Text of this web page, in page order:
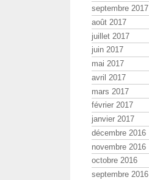
septembre 2017
août 2017
juillet 2017
juin 2017
mai 2017
avril 2017
mars 2017
février 2017
janvier 2017
décembre 2016
novembre 2016
octobre 2016
septembre 2016